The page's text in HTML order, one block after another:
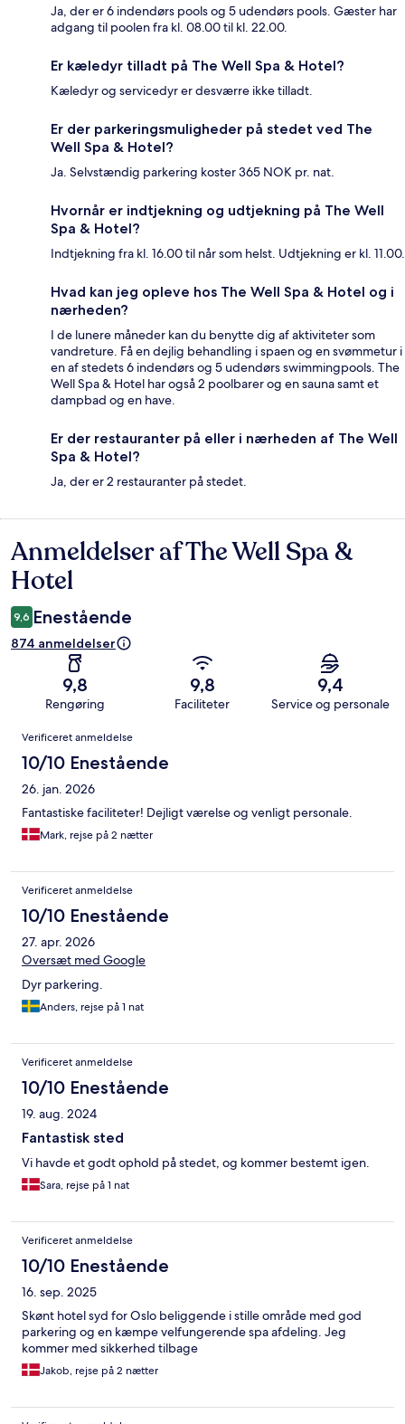
Ja, der er 6 indendørs pools og 5 udendørs pools. Gæster har
adgang til poolen fra kl. 08.00 til kl. 22.00.
Er kæledyr tilladt på The Well Spa & Hotel?
Kæledyr og servicedyr er desværre ikke tilladt.
Er der parkeringsmuligheder på stedet ved The
Well Spa & Hotel?
Ja. Selvstændig parkering koster 365 NOK pr. nat.
Hvornår er indtjekning og udtjekning på The Well
Spa & Hotel?
Indtjekning fra kl. 16.00 til når som helst. Udtjekning er kl. 11.00.
Hvad kan jeg opleve hos The Well Spa & Hotel og i
nærheden?
I de lunere måneder kan du benytte dig af aktiviteter som
vandreture. Få en dejlig behandling i spaen og en svømmetur i
en af stedets 6 indendørs og 5 udendørs swimmingpools. The
Well Spa & Hotel har også 2 poolbarer og en sauna samt et
dampbad og en have.
Er der restauranter på eller i nærheden af The Well
Spa & Hotel?
Ja, der er 2 restauranter på stedet.
Anmeldelser
Anmeldelser af The Well Spa &
Hotel
9,6 Enestående
874 anmeldelser
9,8
Rengøring
9,8
Faciliteter
9,4
Service og personale
Anmeldelser
Verificeret anmeldelse
10/10 Enestående
26. jan. 2026
Fantastiske faciliteter! Dejligt værelse og venligt personale.
Mark, rejse på 2 nætter
Verificeret anmeldelse
10/10 Enestående
27. apr. 2026
Oversæt med Google
Dyr parkering.
Anders, rejse på 1 nat
Verificeret anmeldelse
10/10 Enestående
19. aug. 2024
Fantastisk sted
Vi havde et godt ophold på stedet, og kommer bestemt igen.
Sara, rejse på 1 nat
Verificeret anmeldelse
10/10 Enestående
16. sep. 2025
Skønt hotel syd for Oslo beliggende i stille område med god
parkering og en kæmpe velfungerende spa afdeling. Jeg
kommer med sikkerhed tilbage
Jakob, rejse på 2 nætter